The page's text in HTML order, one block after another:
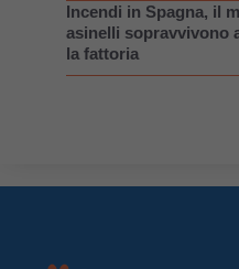
Incendi in Spagna, il
asinelli sopravvivono
la fattoria